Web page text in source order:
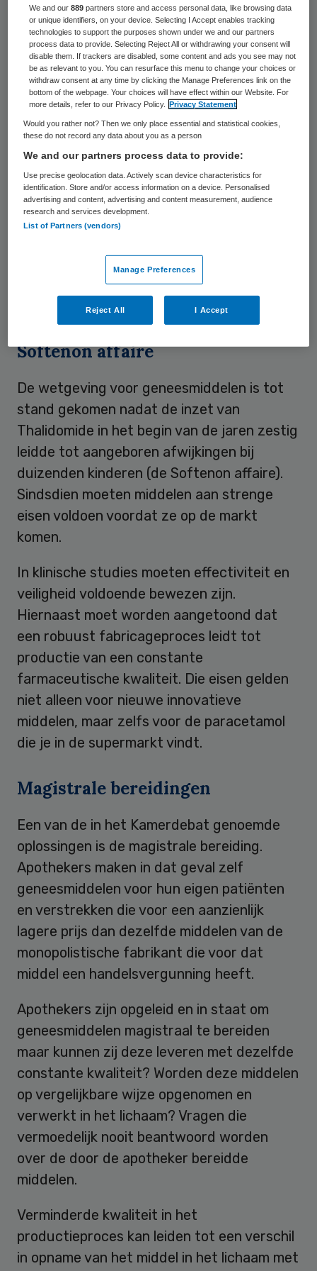
veiligheid van geneesmiddelen voor
patiënten. De gepresenteerde oplossingen
zijn voor de bühne. In de nota én in het
Tweede Kamerdebat daags na het
verschijnen van de nota lag de nadruk
eenzijdig op de economische kansen en de
juridisch belemmeringen van de
voorgestelde maatregelen. De gezondheid
van de patiënt kwam niet aan bod.
Patiënten zijn niet geholpen met
niet blijken te werken of niet veilig zijn. De
oplossingen gaan slechts soelaas bieden in
een zeer select aantal gevallen.
Softenon affaire
De wetgeving voor geneesmiddelen is tot
stand gekomen nadat de inzet van
Thalidomide in het begin van de jaren zestig
leidde tot aangeboren afwijkingen bij
duizenden kinderen (de Softenon affaire).
Sindsdien moeten middelen aan strenge
eisen voldoen voordat ze op de markt
komen.
In klinische studies moeten effectiviteit en
veiligheid voldoende bewezen zijn.
Hiernaast moet worden aangetoond dat
een robuust fabricageproces leidt tot
productie van een constante
farmaceutische kwaliteit. Die eisen gelden
niet alleen voor nieuwe innovatieve
middelen, maar zelfs voor de paracetamol
die je in de supermarkt vindt.
Magistrale bereidingen
Een van de in het Kamerdebat genoemde
oplossingen is de magistrale bereiding.
Apothekers maken in dat geval zelf
geneesmiddelen voor hun eigen patiënten
en verstrekken die voor een aanzienlijk
lagere prijs dan dezelfde middelen van de
monopolistische fabrikant die voor dat
middel een handelsvergunning heeft.
Apothekers zijn opgeleid en in staat om
geneesmiddelen magistraal te bereiden
maar kunnen zij deze leveren met dezelfde
constante kwaliteit? Worden deze middelen
op vergelijkbare wijze opgenomen en
verwerkt in het lichaam? Vragen die
vermoedelijk nooit beantwoord worden
over de door de apotheker bereidde
middelen.
Verminderde kwaliteit in het
productieproces kan leiden tot een verschil
in opname van het middel in het lichaam met
We and our889 partners store and access personal data, like browsing data
or unique identifiers, on your device. Selecting I Accept enables tracking
technologies to support the purposes shown under we and our partners
process data to provide. Selecting Reject All or withdrawing your consent will
disable them. If trackers are disabled, some content and ads you see may not
be as relevant to you. You can resurface this menu to change your choices or
withdraw consent at any time by clicking the Manage Preferences link on the
bottom of the webpage. Your choices will have effect within our Website. For
more details, refer to our Privacy Policy.
Privacy Statement
Would you rather not? Then we only place essential and statistical cookies,
these do not record any data about you as a person
We and our partners process data to provide:
Use precise geolocation data. Actively scan device characteristics for
identification. Store and/or access information on a device. Personalised
advertising and content, advertising and content measurement, audience
research and services development.
List of Partners (vendors)
Manage Preferences
Reject All I Accept